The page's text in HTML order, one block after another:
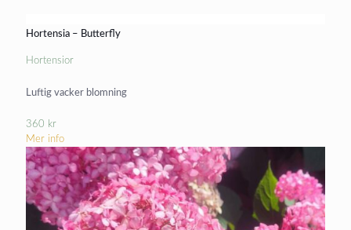
Hortensia – Butterfly
Hortensior
Luftig vacker blomning
360 kr
Mer info